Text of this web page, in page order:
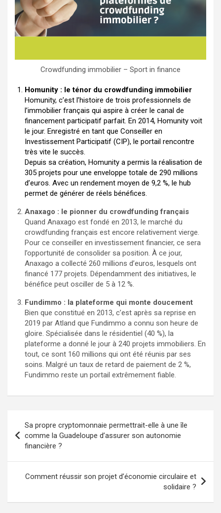
Crowdfunding immobilier – Sport in finance
Homunity : le ténor du crowdfunding immobilier
Homunity, c’est l’histoire de trois professionnels de
l’immobilier français qui aspire à créer le canal de
financement participatif parfait. En 2014, Homunity voit
le jour. Enregistré en tant que Conseiller en
Investissement Participatif (CIP), le portail rencontre
très vite le succès.
Depuis sa création, Homunity a permis la réalisation de
305 projets pour une enveloppe totale de 290 millions
d’euros. Avec un rendement moyen de 9,2 %, le hub
permet de générer de réels bénéfices.
Anaxago : le pionner du crowdfunding français
Quand Anaxago est fondé en 2013, le marché du
crowdfunding français est encore relativement vierge.
Pour ce conseiller en investissement financier, ce sera
l’opportunité de consolider sa position. À ce jour,
Anaxago a collecté 260 millions d’euros, lesquels ont
financé 177 projets. Dépendamment des initiatives, le
bénéfice peut osciller de 5 à 12 %.
Fundimmo : la plateforme qui monte doucement
Bien que constitué en 2013, c’est après sa reprise en
2019 par Atland que Fundimmo a connu son heure de
gloire. Spécialisée dans le résidentiel (40 %), la
plateforme a donné le jour à 240 projets immobiliers. En
tout, ce sont 160 millions qui ont été réunis par ses
soins. Malgré un taux de retard de paiement de 2 %,
Fundimmo reste un portail extrêmement fiable.
Sa propre cryptomonnaie permettrait-elle à une île
comme la Guadeloupe d’assurer son autonomie
financière ?
Comment réussir son projet d’économie circulaire et
solidaire ?